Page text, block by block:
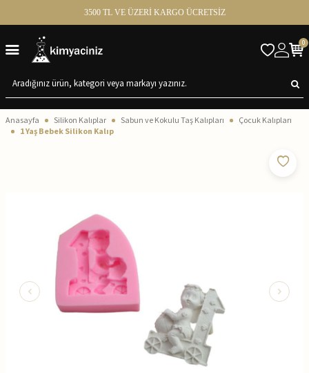
3500 TL VE ÜZERİ KARGO ÜCRETSİZ
0
Anasayfa Silikon Kalıplar Sabun ve Kokulu Taş Kalıpları
Çocuk Kalıpları
1 Yaş Bebek Silikon Kalıp